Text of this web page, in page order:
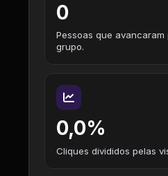
0
Pessoas que
grupo.
0,0%
Cliques divididos pelas